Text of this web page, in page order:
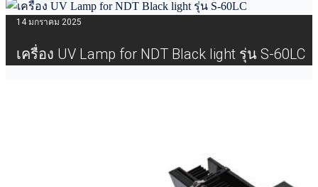
14 มกราคม 2025
เครื่อง UV Lamp for NDT Black light รุ่น S-60LC